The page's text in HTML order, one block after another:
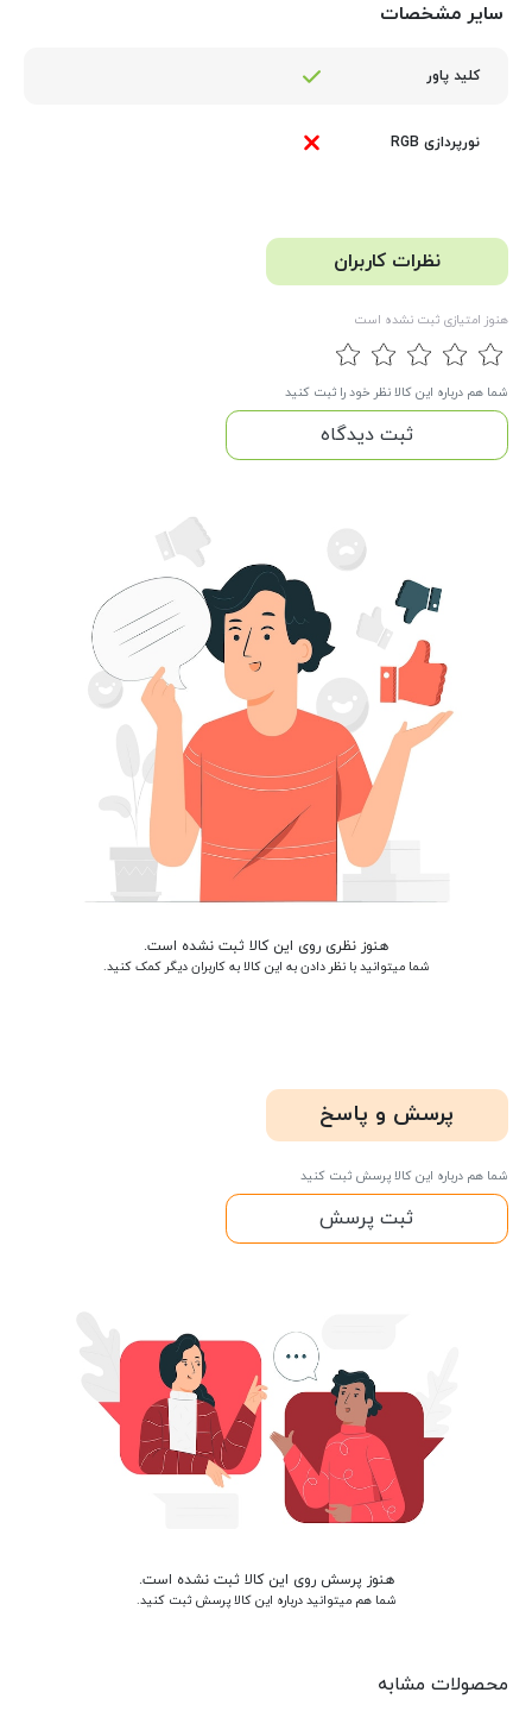
سایر مشخصات
کلید پاور
نورپردازی RGB
نظرات کاربران
هنوز امتیازی ثبت نشده است
شما هم درباره این کالا نظر خود را ثبت کنید
ثبت دیدگاه
هنوز نظری روی این کالا ثبت نشده است.
شما میتوانید با نظر دادن به این کالا به کاربران دیگر کمک کنید.
پرسش و پاسخ
شما هم درباره این کالا پرسش ثبت کنید
ثبت پرسش
هنوز پرسش روی این کالا ثبت نشده است.
شما هم میتوانید درباره این کالا پرسش ثبت کنید.
محصولات مشابه